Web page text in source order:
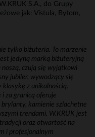
S.A., do Grupy
jak: Vistula, Bytom,
tylko biżuteria. To marzenie
jedyną marką biżuteryjną
czują się wyjątkowi
jubiler, wywodzący się
klasykę z unikalnością.
za granicą oferuje
kamienie szlachetne
trendami. W.KRUK jest
oraz otwartość na
i profesjonalnym